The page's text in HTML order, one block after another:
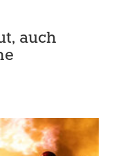
auch